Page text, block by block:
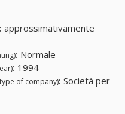
: approssimativamente
: Normale
: 1994
of company): Società per